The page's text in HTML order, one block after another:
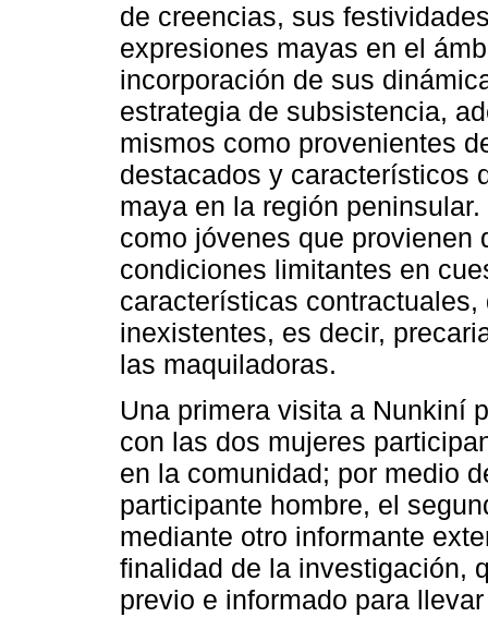
de creencias, sus
expresiones mayas en el
incorporación de sus
estrategia de subsistencia,
mismos como provenientes
destacados y característicos
maya en la región
como jóvenes que provienen
condiciones limitantes en
características
inexistentes, es decir,
las maquiladoras.
Una primera visita a Nunkiní
con las dos mujeres
en la comunidad; por medio
participante hombre, el
mediante otro informante
finalidad de la investigación,
previo e informado para